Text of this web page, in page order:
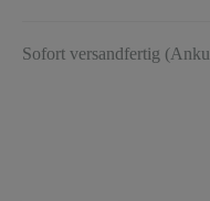
Sofort versandfertig